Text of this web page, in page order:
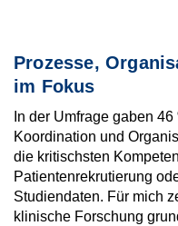
Prozesse,
im Fokus
In der Umfrage gaben 46
Koordination und
die kritischsten
Patientenrekrutierung
Studiendaten. Für mich
klinische Forschung